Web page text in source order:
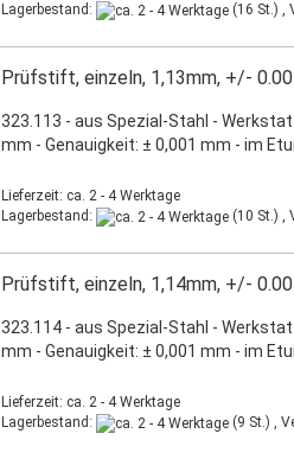
Lagerbestand:
(16 St.) ,
Prüfstift, einzeln, 1,13mm, +/-
323.113 - aus Spezial-Stahl -
mm - Genauigkeit: ± 0,001 mm - im Etui
Lieferzeit: ca. 2 - 4 Werktage
Lagerbestand:
(10 St.) ,
Prüfstift, einzeln, 1,14mm, +/-
323.114 - aus Spezial-Stahl -
mm - Genauigkeit: ± 0,001 mm - im Etui
Lieferzeit: ca. 2 - 4 Werktage
Lagerbestand:
(9 St.) ,